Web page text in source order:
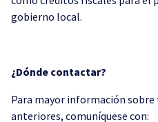
gobierno local.
¿Dónde contactar?
Para mayor información
anteriores, comuníquese con: